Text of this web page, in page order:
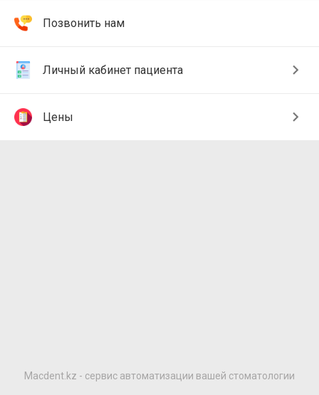
Позвонить нам
Личный кабинет пациента
Цены
Macdent.kz - сервис автоматизации вашей стоматологии